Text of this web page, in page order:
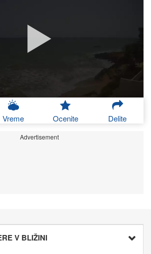
Vreme Ocenite Delite
Advertisement
V BLIŽINI